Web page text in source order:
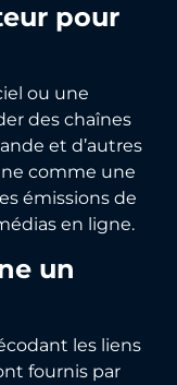
pour
ou une
des chaînes
et d’autres
comme une
émissions de
en ligne.
un
les liens
fournis par